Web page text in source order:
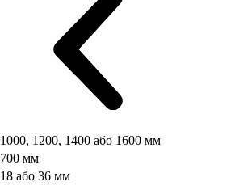
1000, 1200, 1400 або 1600 мм
700 мм
18 або 36 мм